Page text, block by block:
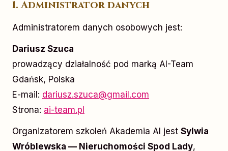
1. Administrator danych
Administratorem danych osobowych jest:
Dariusz Szuca
prowadzący działalność pod marką AI-Team
Gdańsk, Polska
E-mail: dariusz.szuca@gmail.com
Strona: ai-team.pl
Organizatorem szkoleń Akademia AI jest Sylwia
Wróblewska — Nieruchomości Spod Lady,